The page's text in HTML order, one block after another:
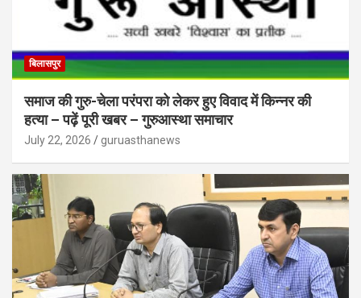
बिलासपुर
समाज की गुरु-चेला परंपरा को लेकर हुए विवाद में किन्नर की
हत्या – पढ़ें पूरी खबर – गुरुआस्था समाचार
July 22, 2026 guruasthanews